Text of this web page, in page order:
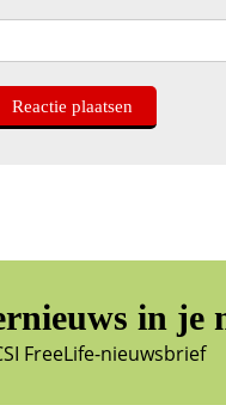
in je
FreeLife-nieuwsbrief